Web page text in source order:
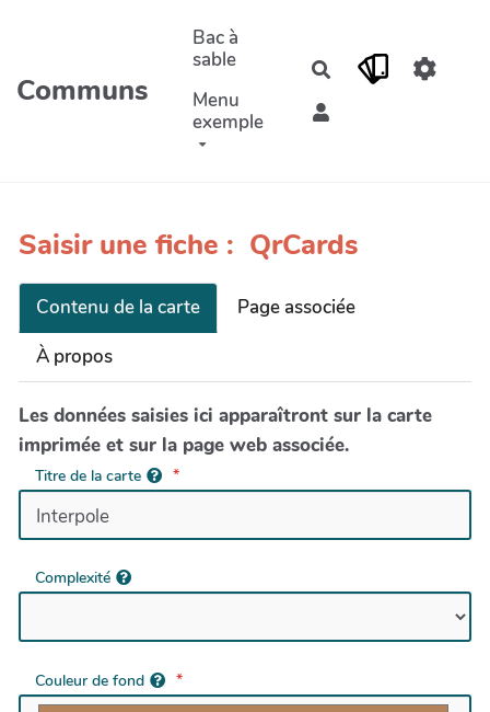
Aller au contenu principal
Communs
Bac à
sable
Menu
exemple
Rechercher
Saisir une fiche : QrCards
Contenu de la carte
Page associée
À propos
Les données saisies ici apparaîtront sur la carte
imprimée et sur la page web associée.
Titre de la carte
Complexité
Couleur de fond